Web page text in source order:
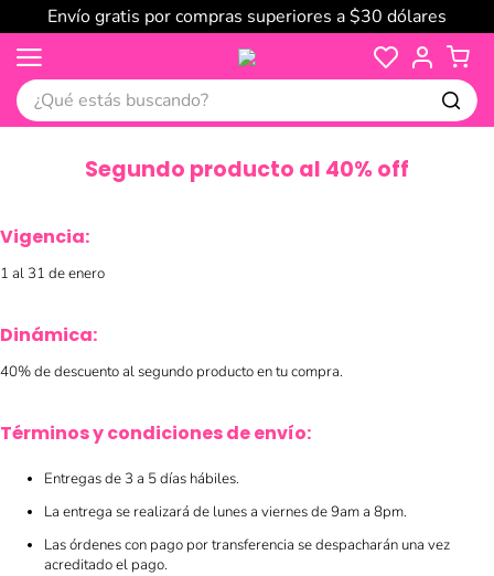
Envío gratis por compras superiores a $30 dólares
¿Qué estás buscando?
Segundo producto al 40% off
Vigencia:
1 al 31 de enero
Dinámica:
40% de descuento al segundo producto en tu compra.
Términos y condiciones de envío:
Entregas de 3 a 5 días hábiles.
La entrega se realizará de lunes a viernes de 9am a 8pm.
Las órdenes con pago por transferencia se despacharán una vez
acreditado el pago.